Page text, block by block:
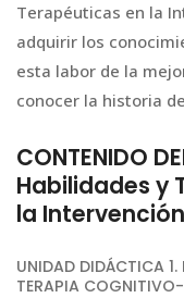
Terapéuticas en la
adquirir los
esta labor de la
conocer la historia
CONTENIDO
Habilidades y
la
UNIDAD DIDÁCTICA 1.
TERAPIA